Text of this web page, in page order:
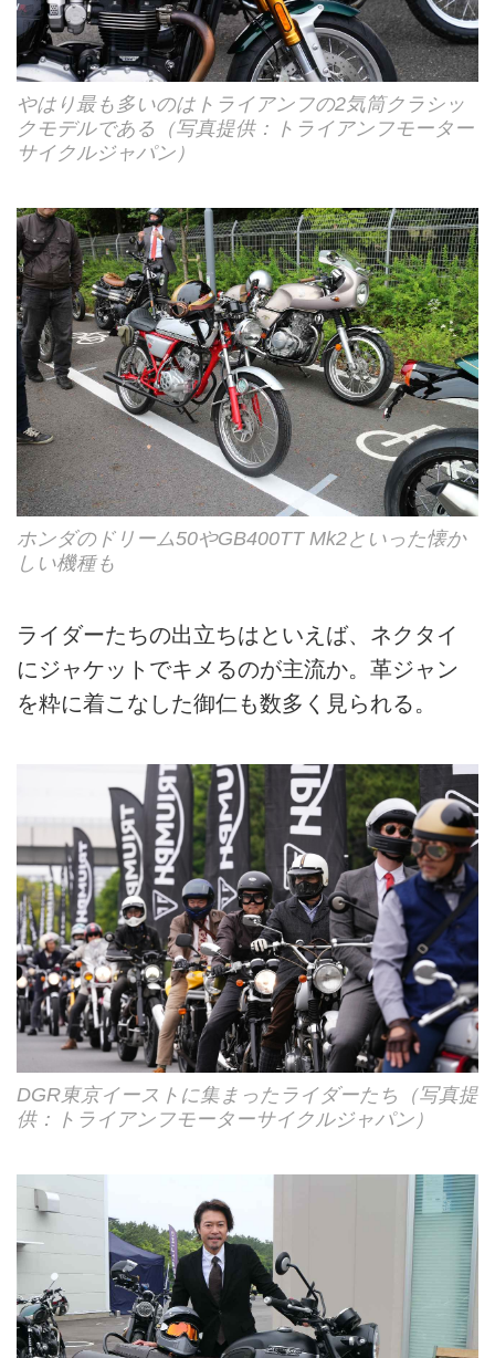
やはり最も多いのはトライアンフの2気筒クラシッ
クモデルである（写真提供：トライアンフモーター
サイクルジャパン）
ホンダのドリーム50やGB400TT Mk2といった懐か
しい機種も
ライダーたちの出立ちはといえば、ネクタイ
にジャケットでキメるのが主流か。革ジャン
を粋に着こなした御仁も数多く見られる。
DGR東京イーストに集まったライダーたち（写真提
供：トライアンフモーターサイクルジャパン）